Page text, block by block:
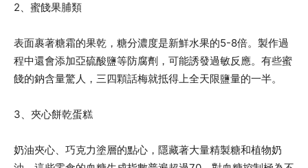
2、蜜餞果脯類
表面裹著糖霜的果乾，糖分濃度是新鮮水果的5-8倍。製作過
程中還會添加亞硫酸鹽等防腐劑，可能誘發過敏反應。有些蜜
餞的鈉含量驚人，三四顆話梅就抵得上全天限鹽量的一半。
3、夾心餅乾蛋糕
奶油夾心、巧克力塗層的點心，隱藏著大量精製糖和植物奶